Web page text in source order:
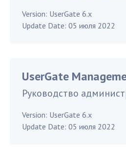
Version: UserGate 6.x
Update Date: 05 июля 2022
UserGate
Руководство
Version: UserGate 6.x
Update Date: 05 июля 2022